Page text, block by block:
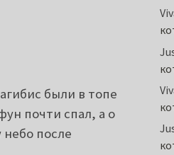
были в топе
почти спал, а о
после